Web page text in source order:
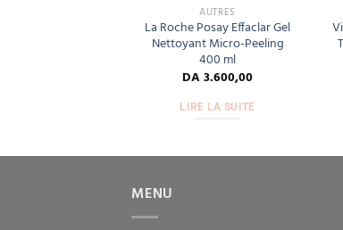
AUTRES
La Roche Posay Effaclar Gel
Nettoyant Micro-Peeling
400 ml
DA3.600,00
LIRE LA SUITE
MENU